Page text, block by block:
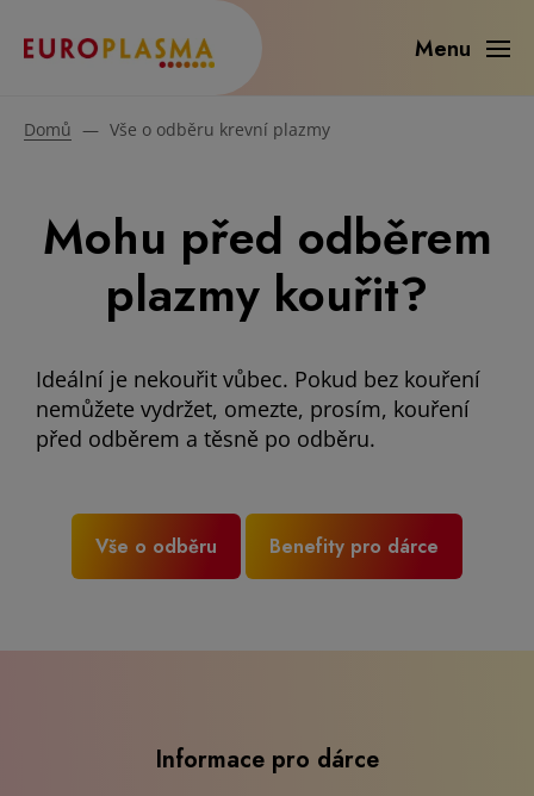
Menu
Domů — Vše o odběru krevní plazmy
Mohu před odběrem
plazmy kouřit?
Ideální je nekouřit vůbec. Pokud bez kouření
nemůžete vydržet, omezte, prosím, kouření
před odběrem a těsně po odběru.
Vše o odběru Benefity pro dárce
Informace pro dárce